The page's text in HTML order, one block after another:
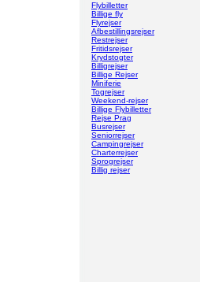
Flybilletter
Billige fly
Flyrejser
Afbestillingsrejser
Restrejser
Fritidsrejser
Krydstogter
Billigrejser
Billige Rejser
Miniferie
Togrejser
Weekend-rejser
Billige Flybilletter
Rejse Prag
Busrejser
Seniorrejser
Campingrejser
Charterrejser
Sprogrejser
Billig rejser